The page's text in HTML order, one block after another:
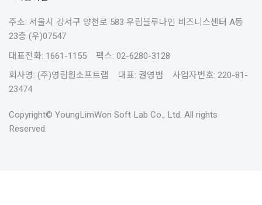
주소: 서울시 강서구 양천로 583 우림블루나인 비즈니스센터 A동
23층 (우)07547
대표전화: 1661-1155 팩스: 02-6280-3128
회사명: (주)영림원소프트랩 대표: 권영범 사업자번호: 220-81-
23474
Copyright© YoungLimWon Soft Lab Co., Ltd. All rights
Reserved.